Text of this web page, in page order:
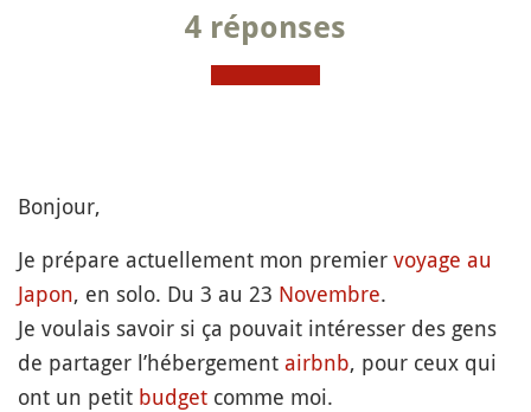
4 réponses
Bonjour,
Je prépare actuellement mon premier voyage au
Japon, en solo. Du 3 au 23 Novembre.
Je voulais savoir si ça pouvait intéresser des gens
de partager l’hébergement airbnb, pour ceux qui
ont un petit budget comme moi.